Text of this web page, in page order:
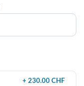
+ 230.00 CHF